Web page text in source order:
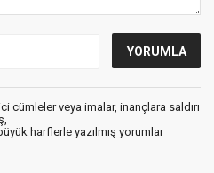
cümleler veya imalar, inançlara saldırı
harflerle yazılmış yorumlar